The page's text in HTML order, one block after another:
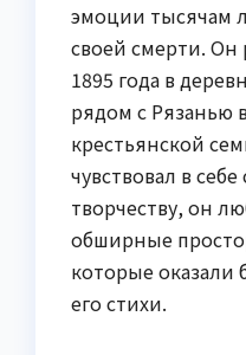
эмоции тысячам
своей смерти. Он
1895 года в
рядом с Рязанью
крестьянской
чувствовал в
творчеству, он
обширные
которые
его стихи.